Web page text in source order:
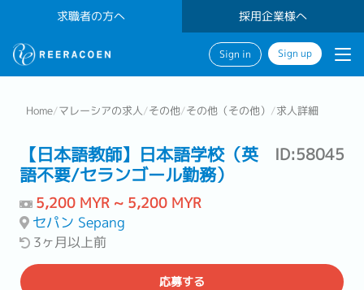
求職者の方へ 採用企業様へ
Sign in Sign up
Home/マレーシアの求人/その他/その他（その他） /求人詳細
【日本語教師】日本語学校（英
語不要/セランゴール勤務）
ID:58045
5,200 MYR ~ 5,200 MYR
セパン Sepang
3ヶ月以上前
応募する